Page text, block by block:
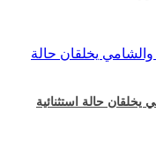
حالة استثنائية